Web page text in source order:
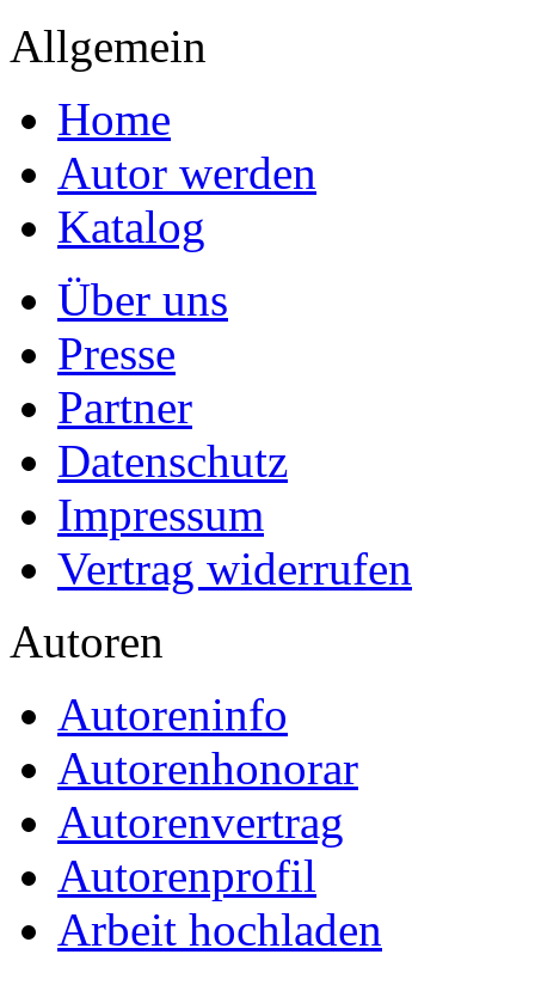
Allgemein
Home
Autor werden
Katalog
Über uns
Presse
Partner
Datenschutz
Impressum
Vertrag widerrufen
Autoren
Autoreninfo
Autorenhonorar
Autorenvertrag
Autorenprofil
Arbeit hochladen